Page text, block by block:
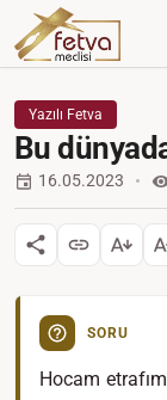
Yazılı Fetva
Bu
16.05.2023
SORU
Hocam